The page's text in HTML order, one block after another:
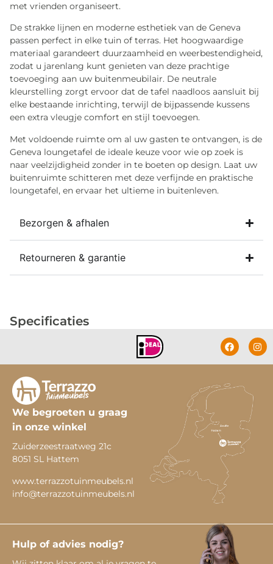
met vrienden organiseert.
De strakke lijnen en moderne esthetiek van de Geneva
passen perfect in elke tuin of terras. Het hoogwaardige
materiaal garandeert duurzaamheid en weerbestendigheid,
zodat u jarenlang kunt genieten van deze prachtige
toevoeging aan uw buitenmeubilair. De neutrale
kleurstelling zorgt ervoor dat de tafel naadloos aansluit bij
elke bestaande inrichting, terwijl de bijpassende kussens
een extra vleugje comfort en stijl toevoegen.
Met voldoende ruimte om al uw gasten te ontvangen, is de
Geneva loungetafel de ideale keuze voor wie op zoek is
naar veelzijdigheid zonder in te boeten op design. Laat uw
buitenruimte schitteren met deze verfijnde en praktische
loungetafel, en ervaar het ultieme in buitenleven.
Bezorgen & afhalen
Retourneren & garantie
Specificaties
We begroeten u graag
in onze winkel
Zuiderzeestraatweg 21c
8051 SL Hattem
www.terrazzotuinmeubels.nl
info@terrazzotuinmeubels.nl
Hulp of advies nodig?